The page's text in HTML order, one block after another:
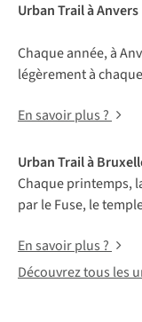
Urban Trail à Anvers
Chaque année, à
légèrement à
En savoir plus ?
Urban Trail à
Chaque printemps,
par le Fuse, le
En savoir plus ?
Découvrez tous les